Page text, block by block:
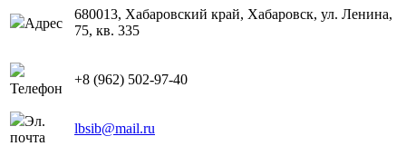
Адрес
680013, Хабаровский край, Хабаровск, ул. Ленина,
75, кв. 335
Телефон
+8 (962) 502-97-40
Эл.
почта
lbsib@mail.ru